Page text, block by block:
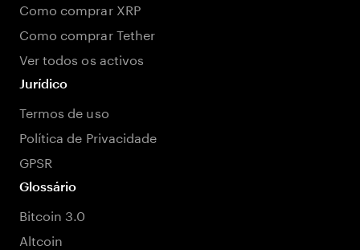
Como comprar XRP
Como comprar Tether
Ver todos os activos
Jurídico
Termos de uso
Política de Privacidade
GPSR
Glossário
Bitcoin 3.0
Altcoin